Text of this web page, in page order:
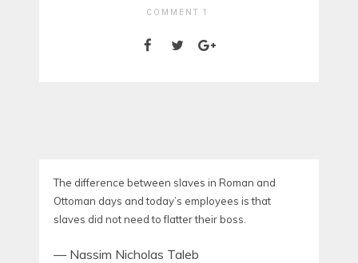
COMMENT 1
The difference between slaves in Roman and
Ottoman days and today’s employees is that
slaves did not need to flatter their boss.
— Nassim Nicholas Taleb